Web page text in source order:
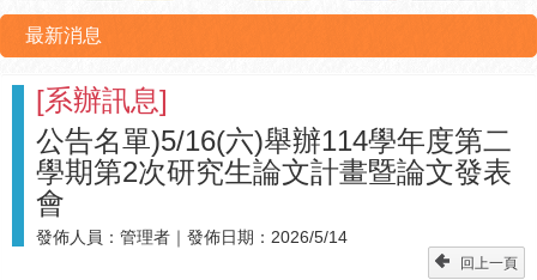
最新消息
[系辦訊息]
公告名單)5/16(六)舉辦114學年度第二
學期第2次研究生論文計畫暨論文發表
會
發佈人員： 管理者 ｜發佈日期： 2026/5/14
回上一頁